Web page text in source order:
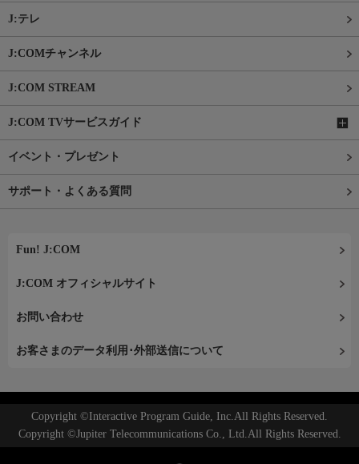
J:テレ
J:COMチャンネル
J:COM STREAM
J:COM TVサービスガイド
イベント・プレゼント
サポート・よくある質問
Fun! J:COM
J:COM オフィシャルサイト
お問い合わせ
お客さまのデータ利用･外部送信について
Copyright ©Interactive Program Guide, Inc.All Rights Reserved.
Copyright ©Jupiter Telecommunications Co., Ltd.All Rights Reserved.